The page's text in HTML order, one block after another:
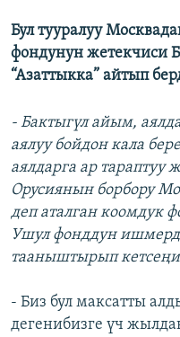
Бул тууралуу
фондунун жетекчиси
“Азаттыкка” айтып
- Бактыгүл айым,
аялуу бойдон кала
аялдарга ар тараптуу
Орусиянын борбору
деп аталган коомдук
Ушул фонддун
тааныштырып
- Биз бул максатты
дегенибизге үч